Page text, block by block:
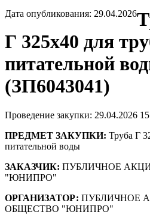
Дата опубликования: 29.04.2026
Г 325х40 для
питательной
(ЗП6043041)
Проведение закупки: 29.04.2026
ПРЕДМЕТ ЗАКУПКИ: Труба Г
питательной воды
ЗАКАЗЧИК: ПУБЛИЧНОЕ
"ЮНИПРО"
ОРГАНИЗАТОР: ПУБЛИЧНОЕ
ОБЩЕСТВО "ЮНИПРО"